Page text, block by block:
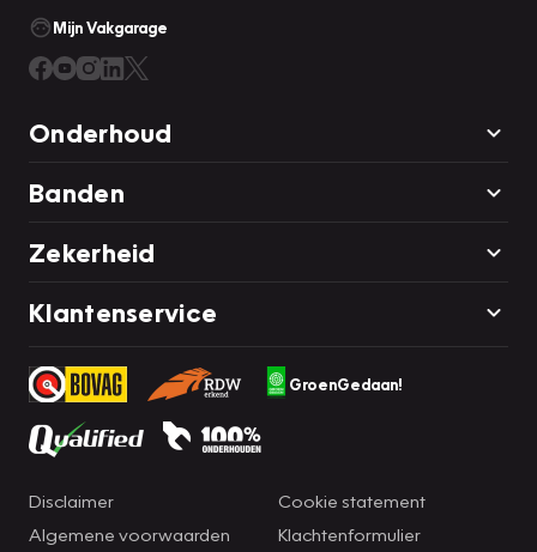
Mijn Vakgarage
Onderhoud
Banden
Zekerheid
Klantenservice
GroenGedaan!
Disclaimer
Algemene voorwaarden
Cookie statement
Klachtenformulier